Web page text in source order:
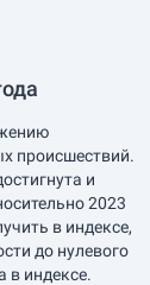
происшествий.
и
2023
в индексе,
до нулевого
в индексе.